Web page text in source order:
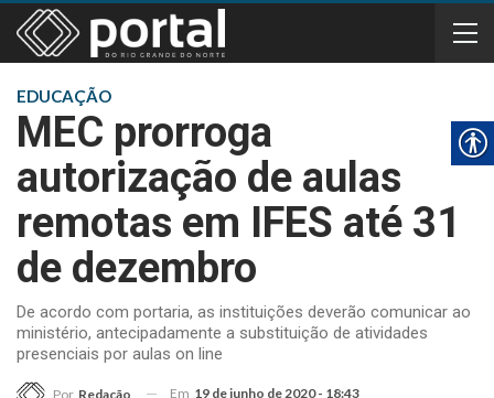
EDUCAÇÃO
MEC prorroga
autorização de aulas
remotas em IFES até 31
de dezembro
De acordo com portaria, as instituições deverão comunicar ao
ministério, antecipadamente a substituição de atividades
presenciais por aulas on line
Por Redação Em 19 de junho de 2020 - 18:43